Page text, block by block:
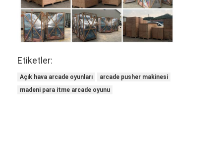
Haberler
Bir İndirim İste
Pamuk Şeker Makinesi
Etiketler:
Açık hava arcade oyunları
arcade pusher makinesi
madeni para itme arcade oyunu